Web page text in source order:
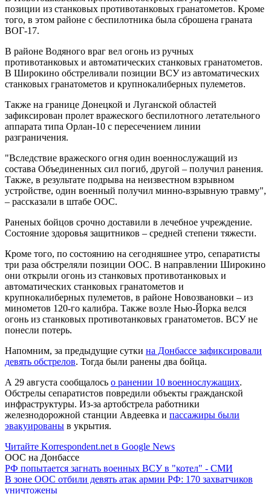
позиции из станковых противотанковых гранатометов. Кроме
того, в этом районе с беспилотника была сброшена граната
ВОГ-17.
В районе Водяного враг вел огонь из ручных
противотанковых и автоматических станковых гранатометов.
В Широкино обстреливали позиции ВСУ из автоматических
станковых гранатометов и крупнокалиберных пулеметов.
Также на границе Донецкой и Луганской областей
зафиксирован пролет вражеского беспилотного летательного
аппарата типа Орлан-10 с пересечением линии
разграничения.
"Вследствие вражеского огня один военнослужащий из
состава Объединенных сил погиб, другой – получил ранения.
Также, в результате подрыва на неизвестном взрывном
устройстве, один военный получил минно-взрывную травму",
– рассказали в штабе ООС.
Раненых бойцов срочно доставили в лечебное учреждение.
Состояние здоровья защитников – средней степени тяжести.
Кроме того, по состоянию на сегодняшнее утро, сепаратисты
три раза обстреляли позиции ООС. В направлении Широкино
они открыли огонь из станковых противотанковых и
автоматических станковых гранатометов и
крупнокалиберных пулеметов, в районе Новозвановки – из
минометов 120-го калибра. Также возле Нью-Йорка велся
огонь из станковых противотанковых гранатометов. ВСУ не
понесли потерь.
Напомним, за предыдущие сутки на Донбассе зафиксировали
девять обстрелов. Тогда были ранены два бойца.
А 29 августа сообщалось о ранении 10 военнослужащих.
Обстрелы сепаратистов повредили объекты гражданской
инфраструктуры. Из-за артобстрела работники
железнодорожной станции Авдеевка и пассажиры были
эвакуированы в укрытия.
Читайте Korrespondent.net в Google News
ООС на Донбассе
РФ попытается загнать военных ВСУ в "котел" - СМИ
В зоне ООС отбили девять атак армии РФ: 170 захватчиков
уничтожены